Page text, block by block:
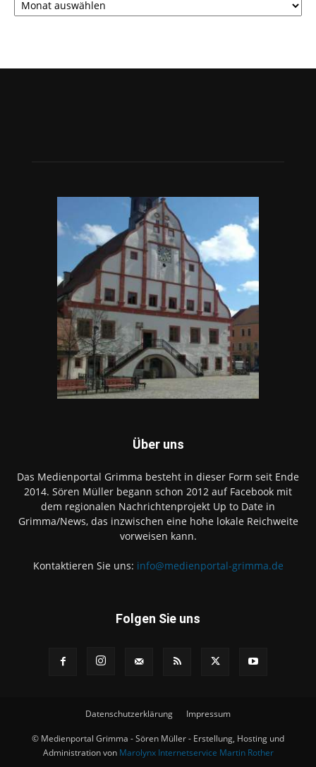
Über uns
Das Medienportal Grimma besteht in dieser Form seit Ende
2014. Sören Müller begann schon 2012 auf Facebook mit
dem regionalen Nachrichtenprojekt Up to Date in
Grimma/News, das inzwischen eine hohe lokale Reichweite
vorweisen kann.
Kontaktieren Sie uns: info@medienportal-grimma.de
Folgen Sie uns
Datenschutzerklärung Impressum
© Medienportal Grimma - Sören Müller - Erstellung, Hosting und
Administration von Marolynx Internetservice Martin Rother